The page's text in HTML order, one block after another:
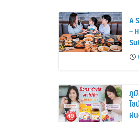
A
–
ภู
ไ
ฝ